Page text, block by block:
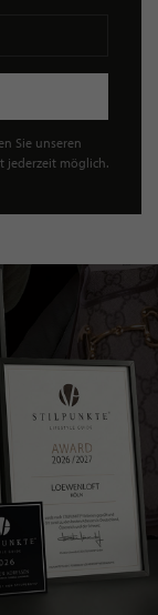
Sie unseren
jederzeit möglich.